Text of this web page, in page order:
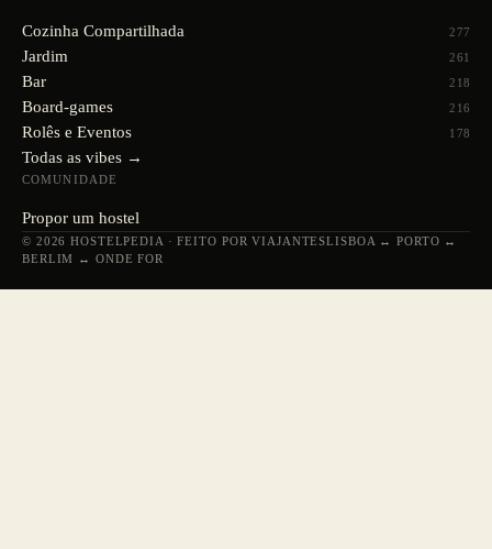
Cozinha Compartilhada 277
Jardim 261
Bar 218
Board-games 216
Rolês e Eventos 178
Todas as vibes →
COMUNIDADE
Propor um hostel
© 2026 HOSTELPEDIA · FEITO POR VIAJANTESLISBOA ↔ PORTO ↔
BERLIM ↔ ONDE FOR